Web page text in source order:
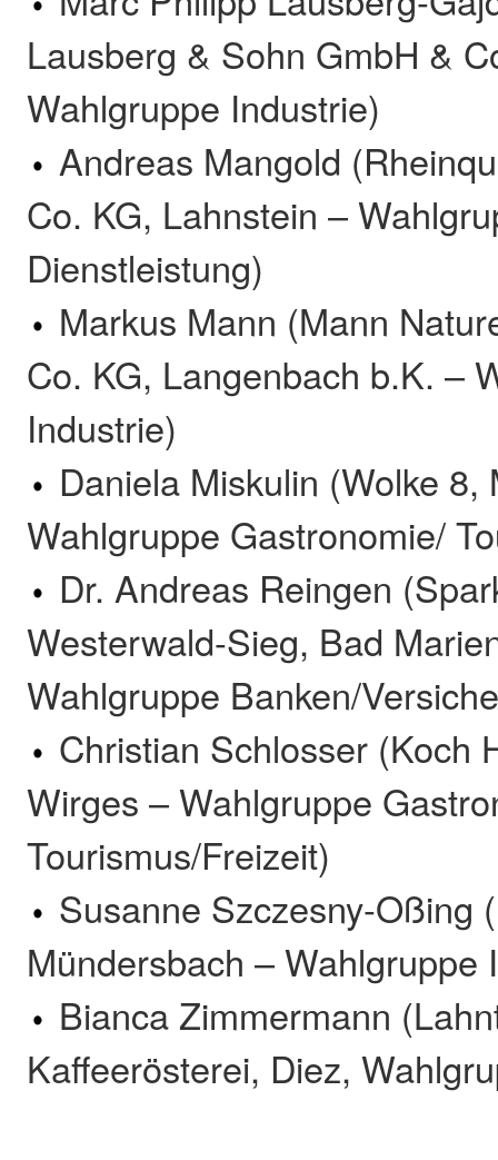
Lausberg & Sohn GmbH &
Wahlgruppe Industrie)
Andreas Mangold
Co. KG, Lahnstein –
Dienstleistung)
Markus Mann (Mann
Co. KG, Langenbach b.K. –
Industrie)
Daniela Miskulin (Wolke 8,
Wahlgruppe Gastronomie/
Dr. Andreas Reingen
Westerwald-Sieg, Bad
Wahlgruppe Banken/
Christian Schlosser (Koch
Wirges – Wahlgruppe
Tourismus/Freizeit)
Susanne Szczesny-Oßing
Mündersbach – Wahlgruppe
Bianca Zimmermann
Kaffeerösterei, Diez,